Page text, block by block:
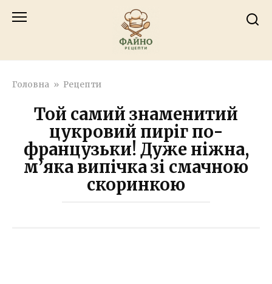
Головна » Рецепти
Той самий знаменитий
цукровий пиріг по-
французьки! Дуже ніжна,
м’яка випічка зі смачною
скоринкою